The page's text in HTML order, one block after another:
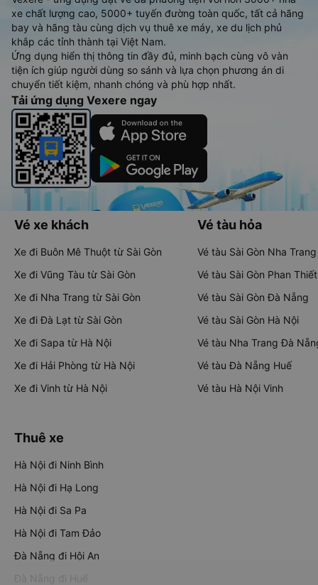
xe chất lượng cao, 5000+ tuyến đường toàn quốc, tất cả hãng
bay và hãng tàu cùng dịch vụ thuê xe máy, xe du lịch phủ
khắp các tỉnh thành tại Việt Nam.
Ứng dụng hiển thị thông tin đầy đủ, minh bạch cùng vô vàn
tiện ích giúp người dùng so sánh và lựa chọn phương án di
chuyển tiết kiệm, nhanh chóng và phù hợp nhất.
Tải ứng dụng Vexere ngay
Vé xe khách
Xe đi Buôn Mê Thuột từ Sài Gòn
Xe đi Vũng Tàu từ Sài Gòn
Xe đi Nha Trang từ Sài Gòn
Xe đi Đà Lạt từ Sài Gòn
Xe đi Sapa từ Hà Nội
Xe đi Hải Phòng từ Hà Nội
Xe đi Vinh từ Hà Nội
Vé tàu hỏa
Vé tàu Sài Gòn Nha Trang
Vé tàu Sài Gòn Phan Thiết
Vé tàu Sài Gòn Đà Nẵng
Vé tàu Sài Gòn Hà Nội
Vé tàu Nha Trang Đà
Vé tàu Đà Nẵng Huế
Vé tàu Hà Nội Vinh
Thuê xe
Hà Nội đi Ninh Bình
Hà Nội đi Hạ Long
Hà Nội đi Sa Pa
Hà Nội đi Tam Đảo
Đà Nẵng đi Hội An
Đà Nẵng đi Huế